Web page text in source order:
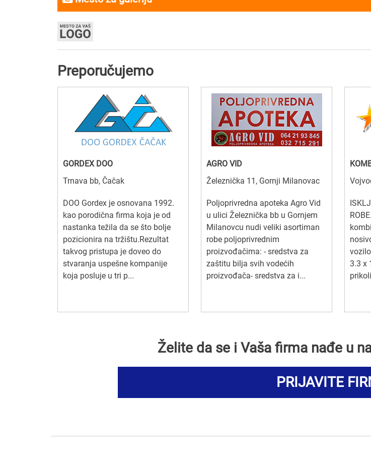
Preporučujemo
GORDEX DOO
Trnava bb, Čačak
DOO Gordex je osnovana 1992.
kao porodična firma koja je od
nastanka težila da se što bolje
pozicionira na tržištu.Rezultat
takvog pristupa je doveo do
stvaranja uspešne kompanije
koja posluje u tri p...
AGRO VID
Železnička 11, Gornji Milanovac
Poljoprivredna apoteka Agro Vid
u ulici Železnička bb u Gornjem
Milanovcu nudi veliki asortiman
robe poljoprivrednim
proizvođačima: - sredstva za
zaštitu bilja svih vodećih
proizvođača- sredstva za i...
3.3 x
Želite da se i Vaša firma nađe u
PRIJAVITE